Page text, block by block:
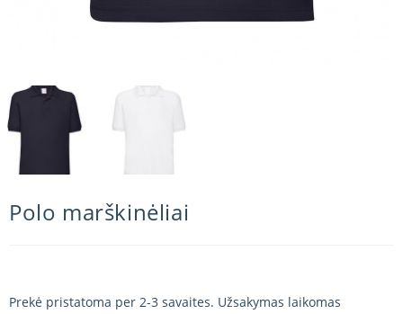
Polo marškinėliai
Prekė pristatoma per 2-3 savaites. Užsakymas laikomas